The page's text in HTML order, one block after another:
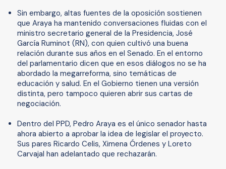
Sin embargo, altas fuentes de la oposición sostienen
que Araya ha mantenido conversaciones fluidas con el
ministro secretario general de la Presidencia, José
García Ruminot (RN), con quien cultivó una buena
relación durante sus años en el Senado. En el entorno
del parlamentario dicen que en esos diálogos no se ha
abordado la megarreforma, sino temáticas de
educación y salud. En el Gobierno tienen una versión
distinta, pero tampoco quieren abrir sus cartas de
negociación.
Dentro del PPD, Pedro Araya es el único senador hasta
ahora abierto a aprobar la idea de legislar el proyecto.
Sus pares Ricardo Celis, Ximena Órdenes y Loreto
Carvajal han adelantado que rechazarán.